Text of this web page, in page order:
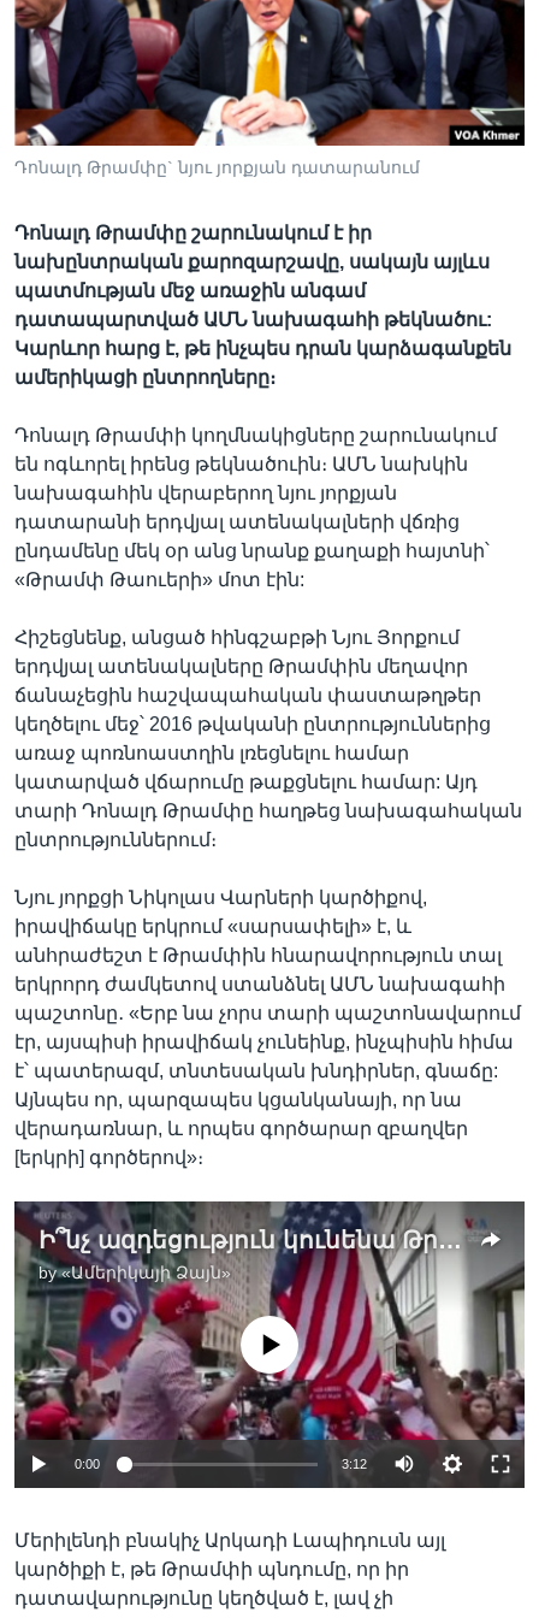
Լեզուներ
Դոնալդ Թրամփը` նյու յորքյան դատարանում
Դոնալդ Թրամփը շարունակում է իր
նախընտրական քարոզարշավը, սակայն այլևս
պատմության մեջ առաջին անգամ
դատապարտված ԱՄՆ նախագահի թեկնածու:
Կարևոր հարց է, թե ինչպես դրան կարձագանքեն
ամերիկացի ընտրողները։
Դոնալդ Թրամփի կողմնակիցները շարունակում
են ոգևորել իրենց թեկնածուին։ ԱՄՆ նախկին
նախագահին վերաբերող նյու յորքյան
դատարանի երդվյալ ատենակալների վճռից
ընդամենը մեկ օր անց նրանք քաղաքի հայտնի՝
«Թրամփ Թաուերի» մոտ էին:
Հիշեցնենք, անցած հինգշաբթի Նյու Յորքում
երդվյալ ատենակալները Թրամփին մեղավոր
ճանաչեցին հաշվապահական փաստաթղթեր
կեղծելու մեջ՝ 2016 թվականի ընտրություններից
առաջ պոռնոաստղին լռեցնելու համար
կատարված վճարումը թաքցնելու համար: Այդ
տարի Դոնալդ Թրամփը հաղթեց նախագահական
ընտրություններում։
Նյու յորքցի Նիկոլաս Վարների կարծիքով,
իրավիճակը երկրում «սարսափելի» է, և
անհրաժեշտ է Թրամփին հնարավորություն տալ
երկրորդ ժամկետով ստանձնել ԱՄՆ նախագահի
պաշտոնը․ «Երբ նա չորս տարի պաշտոնավարում
էր, այսպիսի իրավիճակ չունեինք, ինչպիսին հիմա
է՝ պատերազմ, տնտեսական խնդիրներ, գնաճը:
Այնպես որ, պարզապես կցանկանայի, որ նա
վերադառնար, և որպես գործարար զբաղվեր
[երկրի] գործերով»։
Ի՞նչ ազդեցություն կունենա Թրամփի դատավճիռը ԱՄՆ նախագահական ընտրությունների արդյունքների վրա
by«Ամերիկայի Ձայն»
No media source currently available
0:00 3:12
Մերիլենդի բնակիչ Արկադի Լապիդուսն այլ
կարծիքի է, թե Թրամփի պնդումը, որ իր
դատավարությունը կեղծված է, լավ չի